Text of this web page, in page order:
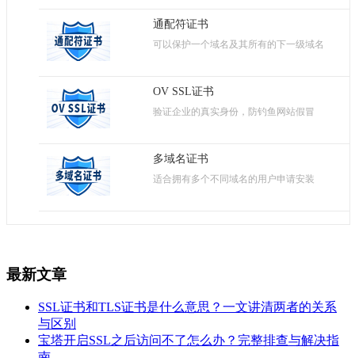
通配符证书
可以保护一个域名及其所有的下一级域名
OV SSL证书
验证企业的真实身份，防钓鱼网站假冒
多域名证书
适合拥有多个不同域名的用户申请安装
最新文章
SSL证书和TLS证书是什么意思？一文讲清两者的关系
与区别
宝塔开启SSL之后访问不了怎么办？完整排查与解决指